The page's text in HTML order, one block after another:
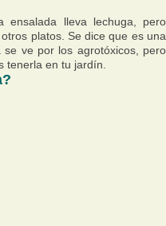
ensalada lleva lechuga, pero
platos. Se dice que es una
ve por los agrotóxicos, pero
tenerla en tu jardín.